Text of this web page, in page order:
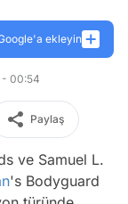
ekleyin
- 00:54
Paylaş
ve Samuel L.
's Bodyguard